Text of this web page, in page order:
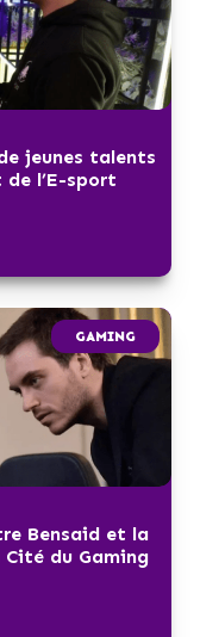
jeunes talents
l’E-sport
GAMING
Bensaid et la
du Gaming